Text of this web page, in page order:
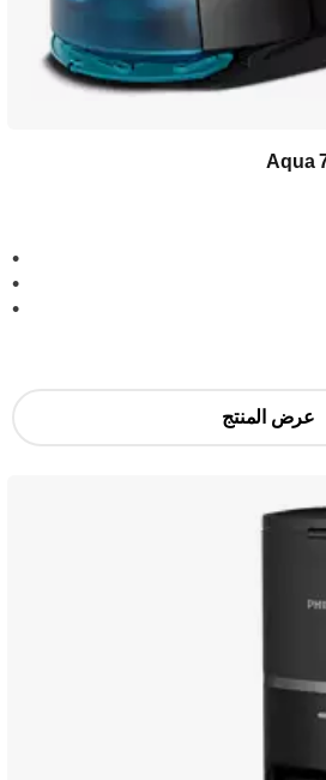
عرض المنتج